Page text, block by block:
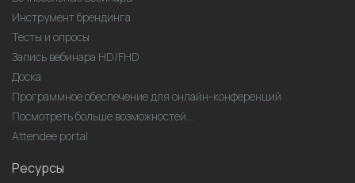
Инструмент брендинга
Тесты и опросы
Запись вебинара HD/FHD
Доска
Программное обеспечение для онлайн-конференций
Посмотреть больше возможностей...
Attendee portal
Ресурсы